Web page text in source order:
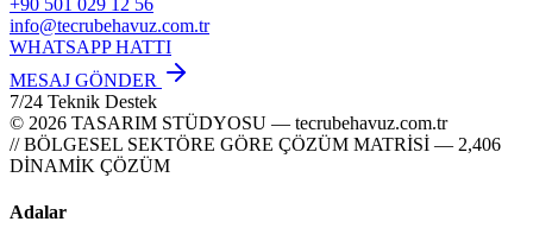
+90 501 029 12 56
info@tecrubehavuz.com.tr
WHATSAPP HATTI
MESAJ GÖNDER
7/24 Teknik Destek
© 2026 TASARIM STÜDYOSU — tecrubehavuz.com.tr
// BÖLGESEL SEKTÖRE GÖRE ÇÖZÜM MATRİSİ — 2,406
DİNAMİK ÇÖZÜM
Adalar